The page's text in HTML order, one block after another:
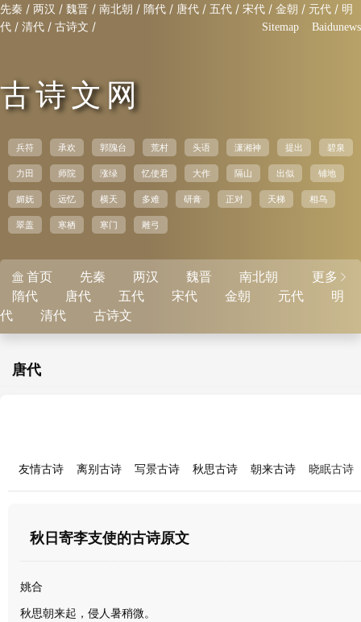
先秦 / 两汉 / 魏晋 / 南北朝 / 隋代 / 唐代 / 五代 / 宋代 / 金朝 / 元代 / 明
代 / 清代 / 古诗文 / Sitemap Baidunews
古诗文网
兵符 承欢 郭隗台 荒村 头语 潇湘神 提出 碧泉
力田 师院 涨绿 忆使君 大作 隔山 出似 铺地
媚妩 远忆 横天 多难 研膏 正对 天梯 相乌
翠盖 寒栖 寒门 雕弓
更多 
 首页 先秦 两汉 魏晋
南北朝
隋代
唐代 五代 宋代 金朝 元代
明
代
清代 古诗文
唐代
友情古诗 离别古诗 写景古诗 秋思古诗 朝来古诗 晓眠古诗
秋日寄李支使的古诗原文
姚合
秋思朝来起，侵人暑稍微。